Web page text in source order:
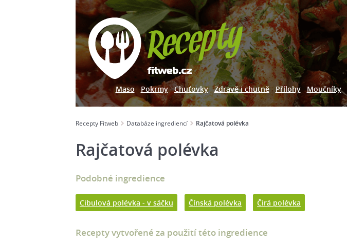
Maso Pokrmy Chuťovky Zdravě i chutně Přílohy Moučníky
Recepty Fitweb Databáze ingrediencí Rajčatová polévka
Rajčatová polévka
Podobné ingredience
Cibulová polévka - v sáčku Čínská polévka Čirá polévka
Recepty vytvořené za použití této ingredience